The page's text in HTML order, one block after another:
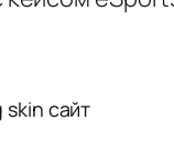
сайт